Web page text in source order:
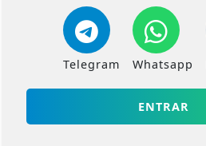
Telegram Whatsapp
ENTRAR